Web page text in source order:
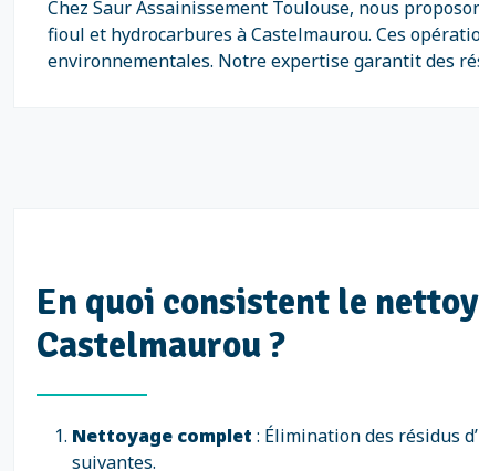
Chez Saur Assainissement Toulouse, nous
fioul et hydrocarbures à Castelmaurou. Ces
environnementales. Notre expertise garantit des
En quoi consistent le
Castelmaurou ?
Nettoyage complet : Élimination des résidus
suivantes.